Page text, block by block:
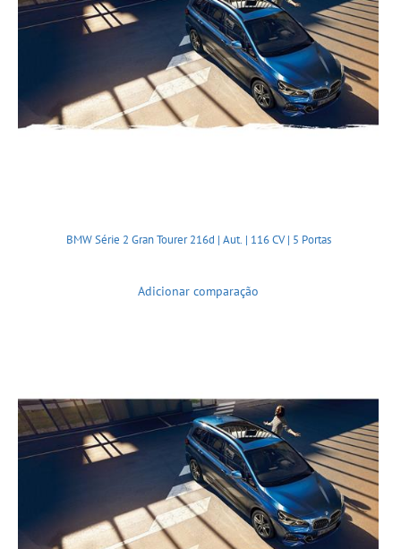
BMW Série 2 Gran Tourer 216d | Aut. | 116 CV | 5 Portas
Adicionar comparação